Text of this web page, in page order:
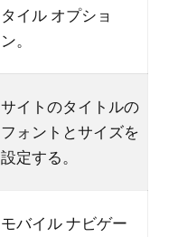
タイル オプシ⁠ョ
ン⁠。
サイトのタイトルの
フ⁠ォントとサイズを
設定する⁠。
モバイル ナビゲ⁠ー